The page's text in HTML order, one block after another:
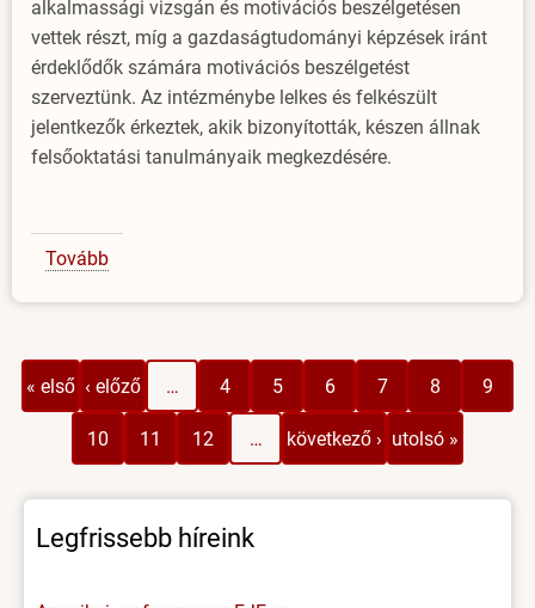
alkalmassági vizsgán és motivációs beszélgetésen
vettek részt, míg a gazdaságtudományi képzések iránt
érdeklődők számára motivációs beszélgetést
szerveztünk. Az intézménybe lelkes és felkészült
jelentkezők érkeztek, akik bizonyították, készen állnak
felsőoktatási tanulmányaik megkezdésére.
Tovább
EJF
kapujában)
Oldalszámozás
Első
oldal
« első
Előző
oldal
‹ előző … Page
4 Page
5 Page
6 Page
7
Jelenlegi
oldal
8 Page
9
Page
10 Page
11 Page
12 …
Következő
oldal
következő › Utolsó
oldal
utolsó »
Legfrissebb híreink